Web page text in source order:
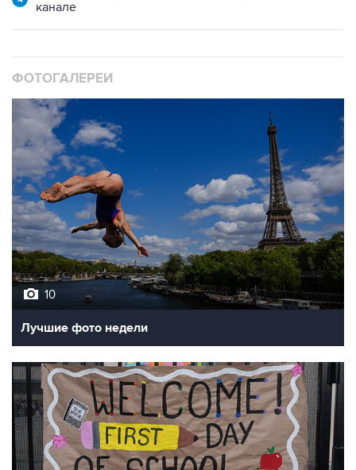
канале
ФОТОГАЛЕРЕИ
10
Лучшие фото недели